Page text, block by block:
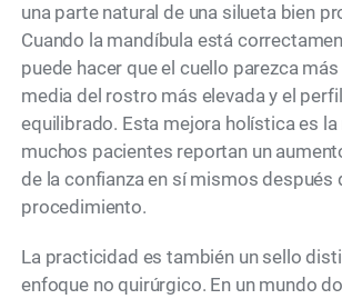
una parte natural de una silueta bien
Cuando la mandíbula está
puede hacer que el cuello parezca
media del rostro más elevada y el
equilibrado. Esta mejora holística es la
muchos pacientes reportan un
de la confianza en sí mismos después
procedimiento.
La practicidad es también un sello
enfoque no quirúrgico. En un mundo